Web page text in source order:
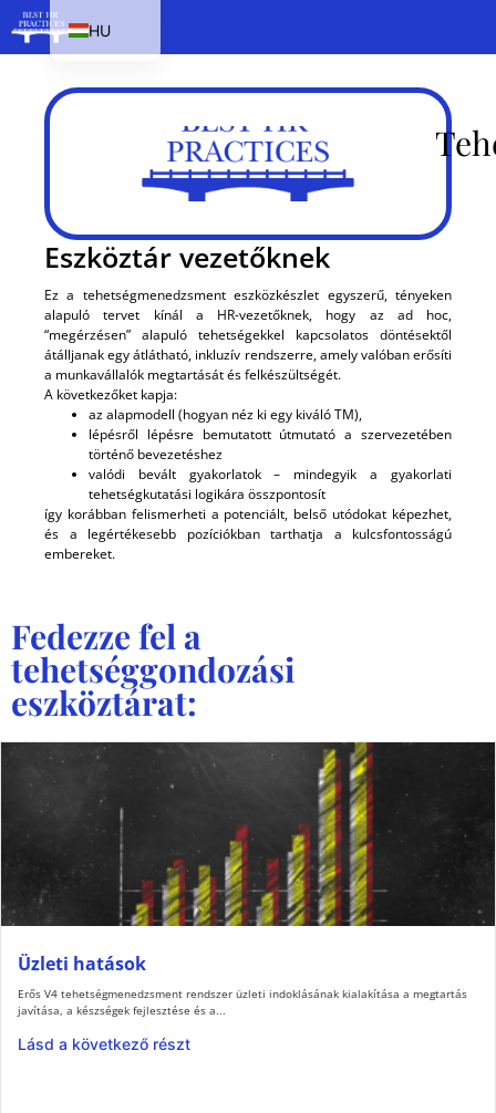
Eszköztár vezetőknek
Ez a tehetségmenedzsment eszközkészlet egyszerű, tényeken
alapuló tervet kínál a HR-vezetőknek, hogy az ad hoc,
“megérzésen” alapuló tehetségekkel kapcsolatos döntésektől
átálljanak egy átlátható, inkluzív rendszerre, amely valóban erősíti
a munkavállalók megtartását és felkészültségét.
A következőket kapja:
az alapmodell (hogyan néz ki egy kiváló TM),
lépésről lépésre bemutatott útmutató a szervezetében
történő bevezetéshez
valódi bevált gyakorlatok – mindegyik a gyakorlati
tehetségkutatási logikára összpontosít
így korábban felismerheti a potenciált, belső utódokat képezhet,
és a legértékesebb pozíciókban tarthatja a kulcsfontosságú
embereket.
Fedezze fel a
tehetséggondozási
eszköztárat:
Üzleti hatások
Erős V4 tehetségmenedzsment rendszer üzleti indoklásának kialakítása a megtartás
javítása, a készségek fejlesztése és a...
Lásd a következő részt
HU